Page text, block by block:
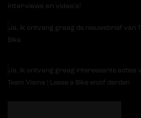
interviews en video's!
Ja, ik ontvang graag de nieuwsbrief van
Bike
Ja, ik ontvang graag interessante acties
Team Visma | Lease a Bike en/of derden